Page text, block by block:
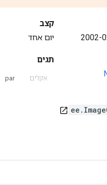
2002-
open_in_new
קצב
יום אחד
תגים
אקלים par